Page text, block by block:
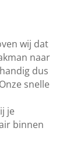
wij dat
naar
dus
snelle
je
binnen